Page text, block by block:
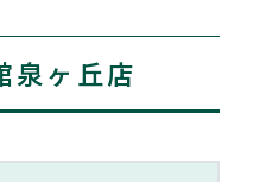
泉ヶ丘店